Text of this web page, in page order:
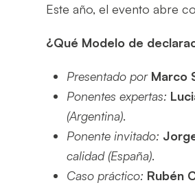
Este año, el evento abre
¿Qué Modelo de
Presentado por Marco
Ponentes expertas:
(Argentina).
Ponente invitado:
calidad (España).
Caso práctico: Rubén